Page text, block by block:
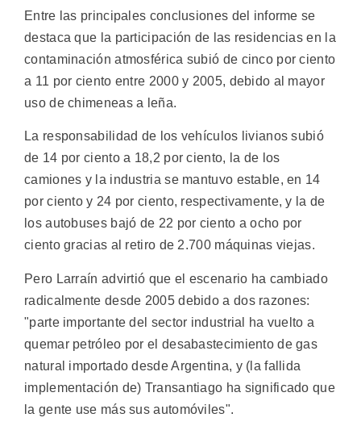
Entre las principales conclusiones del informe se
destaca que la participación de las residencias en la
contaminación atmosférica subió de cinco por ciento
a 11 por ciento entre 2000 y 2005, debido al mayor
uso de chimeneas a leña.
La responsabilidad de los vehículos livianos subió
de 14 por ciento a 18,2 por ciento, la de los
camiones y la industria se mantuvo estable, en 14
por ciento y 24 por ciento, respectivamente, y la de
los autobuses bajó de 22 por ciento a ocho por
ciento gracias al retiro de 2.700 máquinas viejas.
Pero Larraín advirtió que el escenario ha cambiado
radicalmente desde 2005 debido a dos razones:
"parte importante del sector industrial ha vuelto a
quemar petróleo por el desabastecimiento de gas
natural importado desde Argentina, y (la fallida
implementación de) Transantiago ha significado que
la gente use más sus automóviles".